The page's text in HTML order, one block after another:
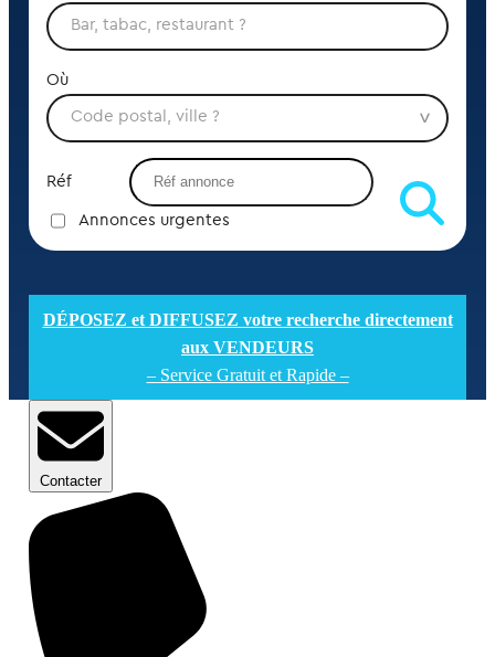
Où
Réf
Annonces urgentes
DÉPOSEZ et DIFFUSEZ votre recherche directement
aux VENDEURS
– Service Gratuit et Rapide –
Contacter